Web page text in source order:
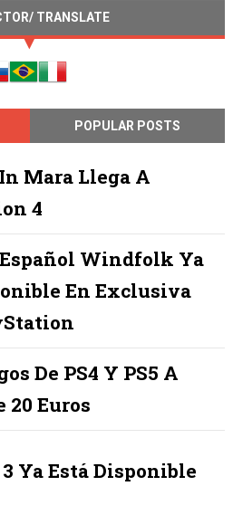
TRANSLATE
POPULAR POSTS
Mara Llega A
4
Windfolk Ya
En Exclusiva
De PS4 Y PS5 A
20 Euros
Ya Está Disponible